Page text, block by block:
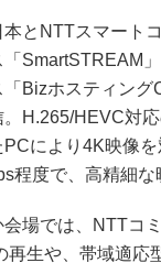
とNTTスマート
「SmartSTREAM
「Bizホスティン
。H.265/HEVC対
PCにより4K映像
程度で、高精細な
場では、NTTコ
再生や、帯域適